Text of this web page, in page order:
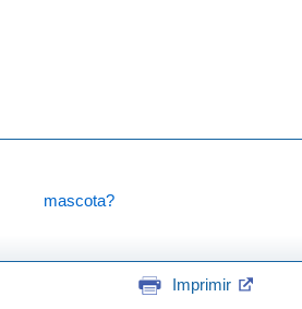
mascota?
Imprimir